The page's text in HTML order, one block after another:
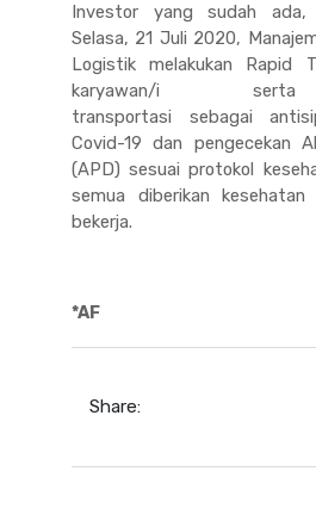
Investor yang sudah
Selasa, 21 Juli 2020,
Logistik melakukan Rapid
karyawan/i serta
transportasi sebagai
Covid-19 dan pengecekan
(APD) sesuai protokol
semua diberikan kesehatan
bekerja.
*AF
Share: